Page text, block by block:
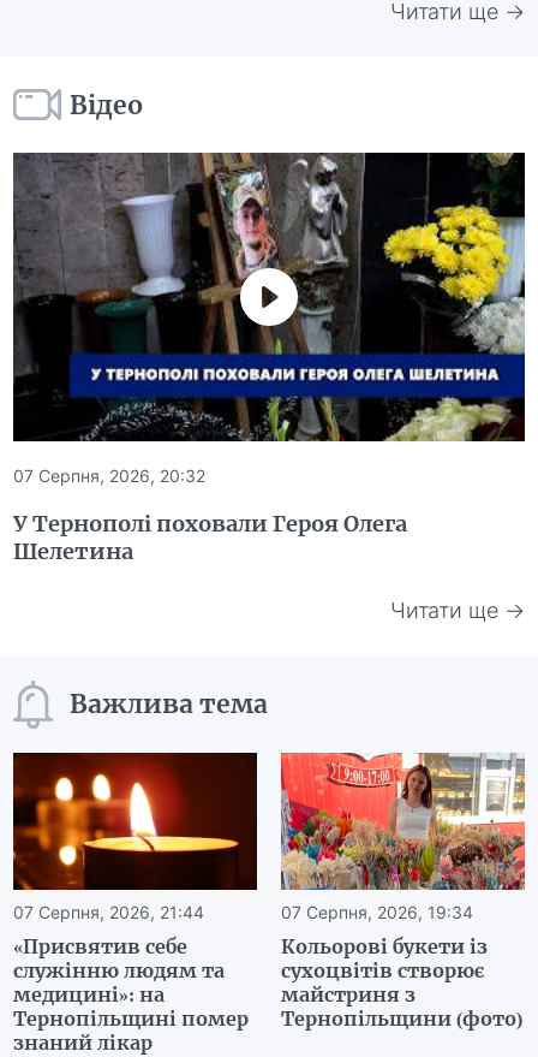
Читати ще →
Відео
07 Серпня, 2026, 20:32
У Тернополі поховали Героя Олега
Шелетина
Читати ще →
Важлива тема
07 Серпня, 2026, 21:44
«Присвятив себе
служінню людям та
медицині»: на
Тернопільщині помер
знаний лікар
07 Серпня, 2026, 19:34
Кольорові букети із
сухоцвітів створює
майстриня з
Тернопільщини (фото)